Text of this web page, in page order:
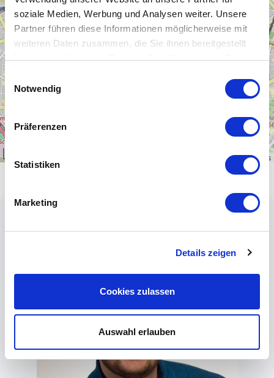
soziale Medien, Werbung und Analysen weiter. Unsere
Partner führen diese Informationen möglicherweise mit
weiteren Daten zusammen, die Sie ihnen bereitgestellt
haben oder die sie im Rahmen Ihrer Nutzung der Dienste
Einwilligungsauswahl
Notwendig
Präferenzen
Statistiken
Marketing
Details zeigen
Cookies zulassen
Auswahl erlauben
−
OpenStreetMapcontributors